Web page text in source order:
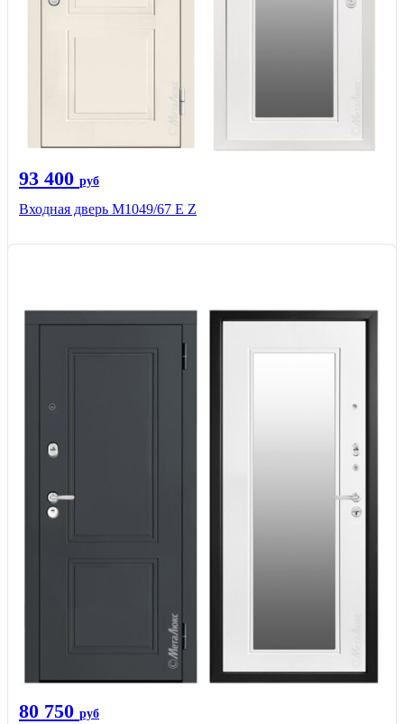
93 400 руб
Входная дверь М1049/67 Е Z
80 750 руб